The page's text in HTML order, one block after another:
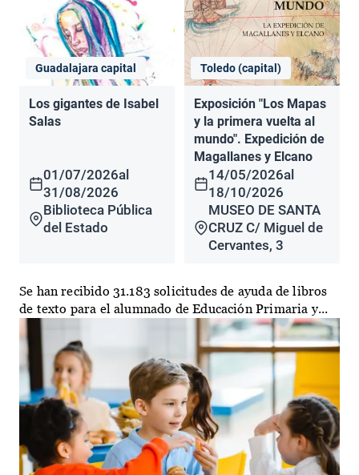
Guadalajara capital
Los gigantes de Isabel
Salas
01/07/2026al
31/08/2026
Biblioteca Pública
del Estado
Toledo (capital)
Exposición "Los Mapas
y la primera vuelta al
mundo". Expedición de
Magallanes y Elcano
14/05/2026al
18/10/2026
MUSEO DE SANTA
CRUZ C/ Miguel de
Cervantes, 3
Se han recibido 31.183 solicitudes de ayuda de libros
de texto para el alumnado de Educación Primaria y...